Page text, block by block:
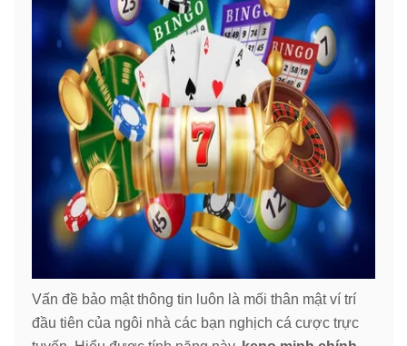
Vấn đề bảo mật thông tin luôn là mối thân mật ví trí
đầu tiên của ngôi nhà các bạn nghịch cá cược trực